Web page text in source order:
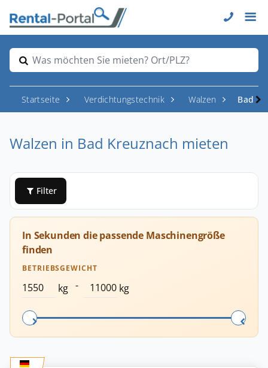
Was möchten Sie mieten? Ort/PLZ?
Startseite Verdichtungstechnik Walzen Bad
Walzen in Bad Kreuznach mieten
Filter
In Sekunden die passende Maschinengröße
finden
BETRIEBSGEWICHT
kg - kg